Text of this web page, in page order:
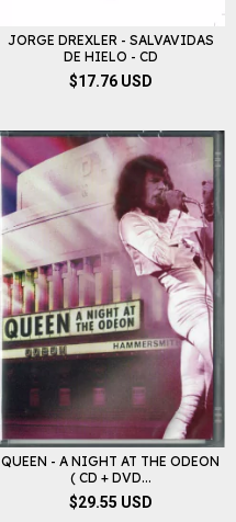
JORGE DREXLER - SALVAVIDAS
DE HIELO - CD
$17.76 USD
QUEEN - A NIGHT AT THE ODEON
( CD + DVD...
$29.55 USD